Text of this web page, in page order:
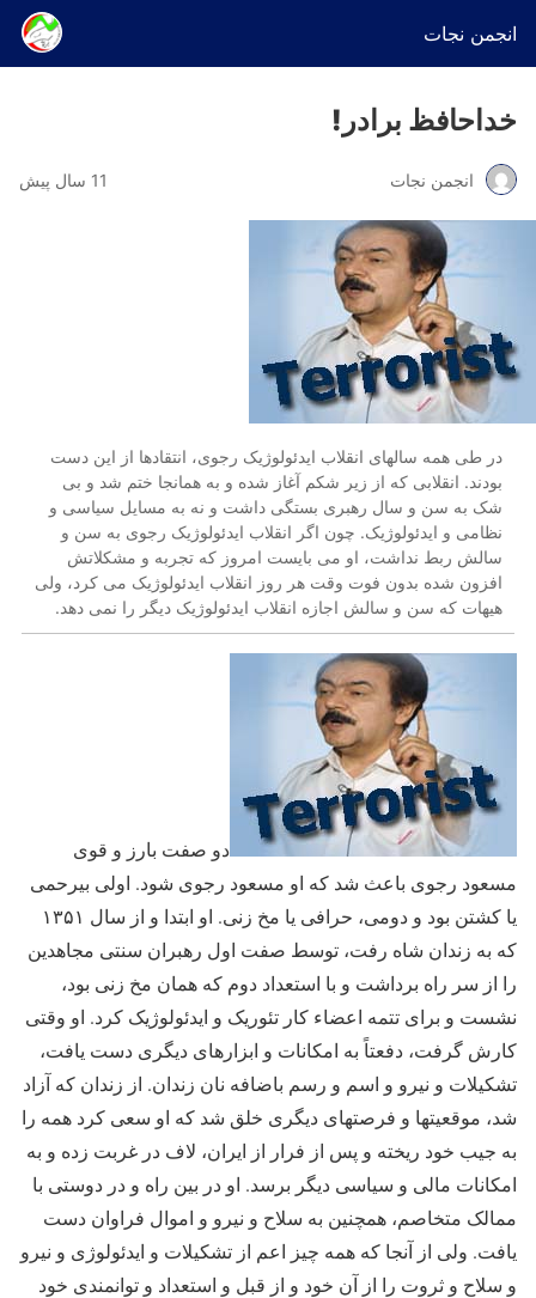
انجمن نجات
خداحافظ برادر!
انجمن نجات 11 سال پیش
در طی همه سالهای انقلاب ایدئولوژیک رجوی، انتقادها از این دست
بودند. انقلابی که از زیر شکم آغاز شده و به همانجا ختم شد و بی
شک به سن و سال رهبری بستگی داشت و نه به مسایل سیاسی و
نظامی و ایدئولوژیک. چون اگر انقلاب ایدئولوژیک رجوی به سن و
سالش ربط نداشت، او می بایست امروز که تجربه و مشکلاتش
افزون شده بدون فوت وقت هر روز انقلاب ایدئولوژیک می کرد، ولی
هیهات که سن و سالش اجازه انقلاب ایدئولوژیک دیگر را نمی دهد.
دو صفت بارز و قوی
مسعود رجوی باعث شد که او مسعود رجوی شود. اولی بیرحمی
یا کشتن بود و دومی، حرافی یا مخ زنی. او ابتدا و از سال ۱۳۵۱
که به زندان شاه رفت، توسط صفت اول رهبران سنتی مجاهدین
را از سر راه برداشت و با استعداد دوم که همان مخ زنی بود،
نشست و برای تتمه اعضاء کار تئوریک و ایدئولوژیک کرد. او وقتی
کارش گرفت، دفعتاً به امکانات و ابزارهای دیگری دست یافت،
تشکیلات و نیرو و اسم و رسم باضافه نان زندان. از زندان که آزاد
شد، موقعیتها و فرصتهای دیگری خلق شد که او سعی کرد همه را
به جیب خود ریخته و پس از فرار از ایران، لاف در غربت زده و به
امکانات مالی و سیاسی دیگر برسد. او در بین راه و در دوستی با
ممالک متخاصم، همچنین به سلاح و نیرو و اموال فراوان دست
یافت. ولی از آنجا که همه چیز اعم از تشکیلات و ایدئولوژی و نیرو
و سلاح و ثروت را از آن خود و از قبل و استعداد و توانمندی خود